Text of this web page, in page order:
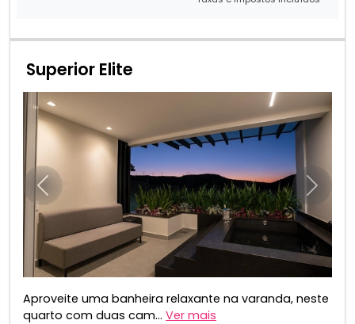
Superior Elite
Anterior
Aproveite uma banheira relaxante na varanda, neste
quarto com duas cam... Ver mais